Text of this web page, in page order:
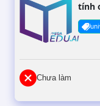
tính
Chưa làm